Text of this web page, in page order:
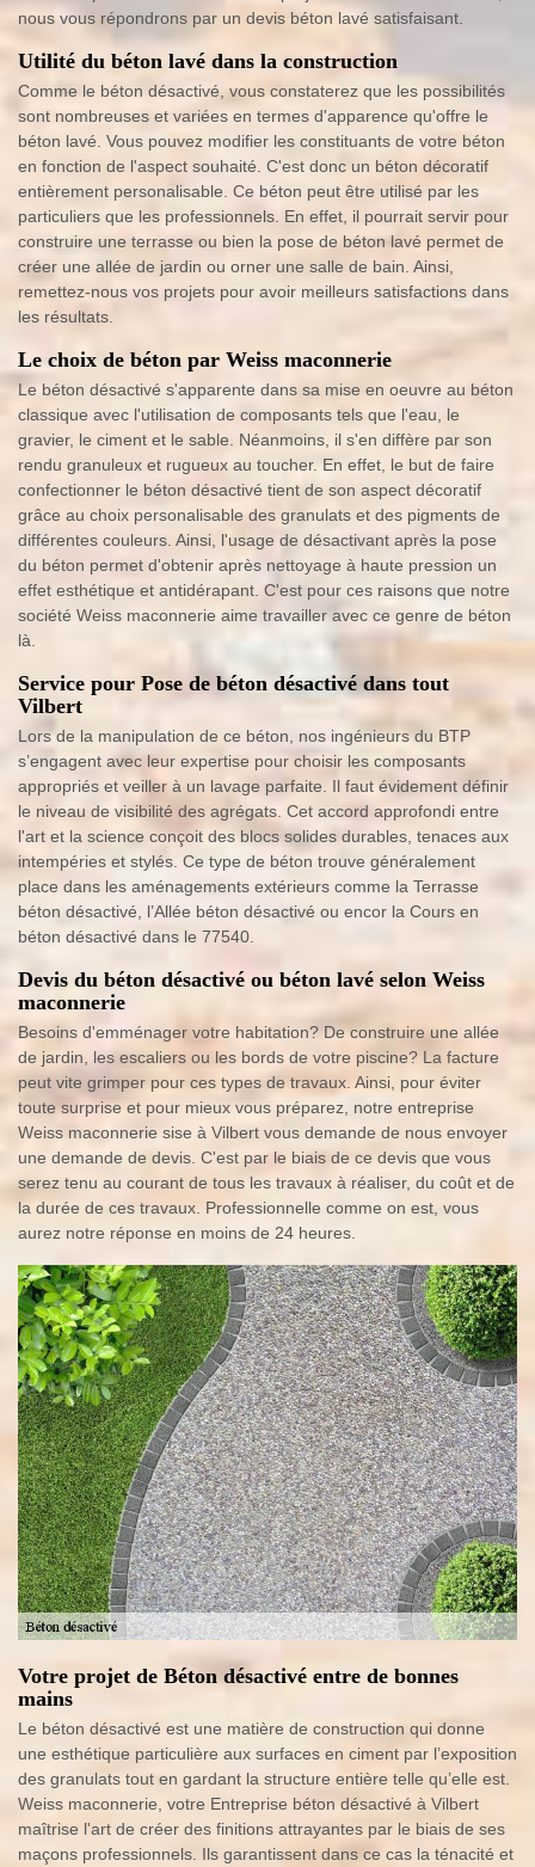
nous vous répondrons par un devis béton lavé satisfaisant.
Utilité du béton lavé dans la construction
Comme le béton désactivé, vous constaterez que les possibilités
sont nombreuses et variées en termes d'apparence qu'offre le
béton lavé. Vous pouvez modifier les constituants de votre béton
en fonction de l'aspect souhaité. C'est donc un béton décoratif
entièrement personalisable. Ce béton peut être utilisé par les
particuliers que les professionnels. En effet, il pourrait servir pour
construire une terrasse ou bien la pose de béton lavé permet de
créer une allée de jardin ou orner une salle de bain. Ainsi,
remettez-nous vos projets pour avoir meilleurs satisfactions dans
les résultats.
Le choix de béton par Weiss maconnerie
Le béton désactivé s'apparente dans sa mise en oeuvre au béton
classique avec l'utilisation de composants tels que l'eau, le
gravier, le ciment et le sable. Néanmoins, il s'en diffère par son
rendu granuleux et rugueux au toucher. En effet, le but de faire
confectionner le béton désactivé tient de son aspect décoratif
grâce au choix personalisable des granulats et des pigments de
différentes couleurs. Ainsi, l'usage de désactivant après la pose
du béton permet d'obtenir après nettoyage à haute pression un
effet esthétique et antidérapant. C'est pour ces raisons que notre
société Weiss maconnerie aime travailler avec ce genre de béton
là.
Service pour Pose de béton désactivé dans tout
Vilbert
Lors de la manipulation de ce béton, nos ingénieurs du BTP
s’engagent avec leur expertise pour choisir les composants
appropriés et veiller à un lavage parfaite. Il faut évidement définir
le niveau de visibilité des agrégats. Cet accord approfondi entre
l'art et la science conçoit des blocs solides durables, tenaces aux
intempéries et stylés. Ce type de béton trouve généralement
place dans les aménagements extérieurs comme la Terrasse
béton désactivé, l’Allée béton désactivé ou encor la Cours en
béton désactivé dans le 77540.
Devis du béton désactivé ou béton lavé selon Weiss
maconnerie
Besoins d'emménager votre habitation? De construire une allée
de jardin, les escaliers ou les bords de votre piscine? La facture
peut vite grimper pour ces types de travaux. Ainsi, pour éviter
toute surprise et pour mieux vous préparez, notre entreprise
Weiss maconnerie sise à Vilbert vous demande de nous envoyer
une demande de devis. C'est par le biais de ce devis que vous
serez tenu au courant de tous les travaux à réaliser, du coût et de
la durée de ces travaux. Professionnelle comme on est, vous
aurez notre réponse en moins de 24 heures.
Votre projet de Béton désactivé entre de bonnes
mains
Le béton désactivé est une matière de construction qui donne
une esthétique particulière aux surfaces en ciment par l’exposition
des granulats tout en gardant la structure entière telle qu’elle est.
Weiss maconnerie, votre Entreprise béton désactivé à Vilbert
maîtrise l'art de créer des finitions attrayantes par le biais de ses
maçons professionnels. Ils garantissent dans ce cas la ténacité et